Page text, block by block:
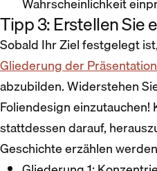
Tipp 3: Erstellen Sie
Sobald Ihr Ziel festgelegt
Gliederung der Präsentation
abzubilden. Widerstehen
Foliendesign einzutauchen!
stattdessen darauf,
Geschichte erzählen